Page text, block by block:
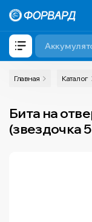
Главная Каталог
Бита на
(звездочка